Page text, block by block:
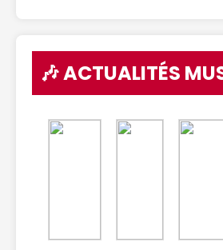
🎶 ACTUALITÉS